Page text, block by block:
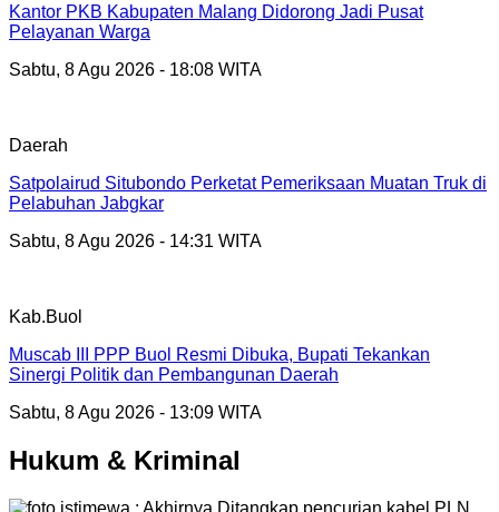
Kantor PKB Kabupaten Malang Didorong Jadi Pusat
Pelayanan Warga
Sabtu, 8 Agu 2026 - 18:08 WITA
Daerah
Satpolairud Situbondo Perketat Pemeriksaan Muatan Truk di
Pelabuhan Jabgkar
Sabtu, 8 Agu 2026 - 14:31 WITA
Kab.Buol
Muscab III PPP Buol Resmi Dibuka, Bupati Tekankan
Sinergi Politik dan Pembangunan Daerah
Sabtu, 8 Agu 2026 - 13:09 WITA
Hukum & Kriminal